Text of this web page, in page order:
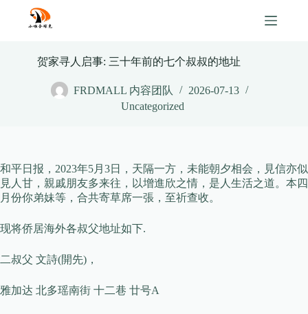
content
贺家寻人启事: 三十年前的七个叔叔的地址
FRDMALL 内容团队
2026-07-13
Uncategorized
和平日报，2023年5月3日，天隔一方，未能朝夕相会，見信亦似
見人甘，親戚朋友多来往，以增進欣之情，是人生活之道。本四
月份你弟妹等，合共寄草席一張，至祈查收。
现将侨居海外各叔父地址如下.
二叔父 文詩(開先)，
雅加达 北多瑶南街 十二巷 廿号A